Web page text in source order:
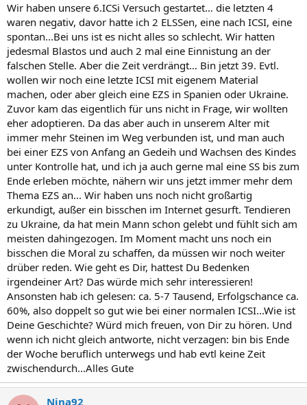
Wir haben unsere 6.ICSi Versuch gestartet… die letzten 4
waren negativ, davor hatte ich 2 ELSSen, eine nach ICSI, eine
spontan...Bei uns ist es nicht alles so schlecht. Wir hatten
jedesmal Blastos und auch 2 mal eine Einnistung an der
falschen Stelle. Aber die Zeit verdrängt… Bin jetzt 39. Evtl.
wollen wir noch eine letzte ICSI mit eigenem Material
machen, oder aber gleich eine EZS in Spanien oder Ukraine.
Zuvor kam das eigentlich für uns nicht in Frage, wir wollten
eher adoptieren. Da das aber auch in unserem Alter mit
immer mehr Steinen im Weg verbunden ist, und man auch
bei einer EZS von Anfang an Gedeih und Wachsen des Kindes
unter Kontrolle hat, und ich ja auch gerne mal eine SS bis zum
Ende erleben möchte, nähern wir uns jetzt immer mehr dem
Thema EZS an... Wir haben uns noch nicht großartig
erkundigt, außer ein bisschen im Internet gesurft. Tendieren
zu Ukraine, da hat mein Mann schon gelebt und fühlt sich am
meisten dahingezogen. Im Moment macht uns noch ein
bisschen die Moral zu schaffen, da müssen wir noch weiter
drüber reden. Wie geht es Dir, hattest Du Bedenken
irgendeiner Art? Das würde mich sehr interessieren!
Ansonsten hab ich gelesen: ca. 5-7 Tausend, Erfolgschance ca.
60%, also doppelt so gut wie bei einer normalen ICSI...Wie ist
Deine Geschichte? Würd mich freuen, von Dir zu hören. Und
wenn ich nicht gleich antworte, nicht verzagen: bin bis Ende
der Woche beruflich unterwegs und hab evtl keine Zeit
zwischendurch...Alles Gute
Nina92